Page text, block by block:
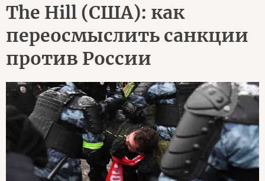
The Hill (США): как
переосмыслить санкции
против России